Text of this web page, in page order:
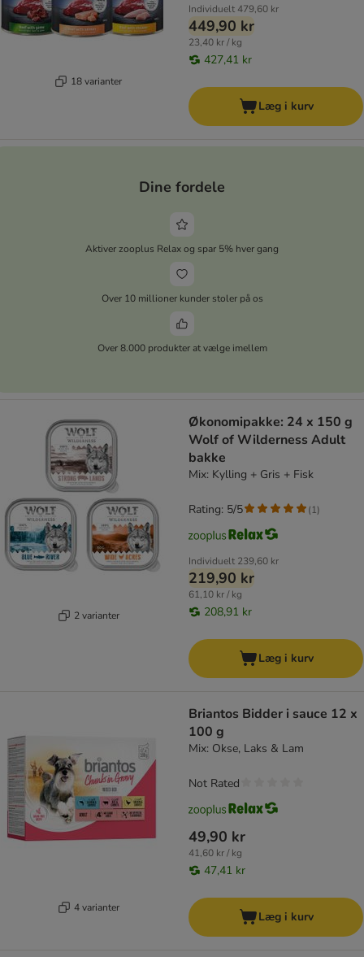
18 varianter
Individuelt479,60 kr
449,90 kr
23,40 kr / kg
427,41 kr
Læg i kurv
Dine fordele
Aktiver zooplus Relax og spar 5% hver gang
Over 10 millioner kunder stoler på os
Over 8.000 produkter at vælge imellem
2 varianter
Økonomipakke: 24 x 150 g
Wolf of Wilderness Adult
bakke
Mix: Kylling + Gris + Fisk
Individuelt 239,60 kr
219,90 kr
61,10 kr / kg
208,91 kr
Rating: 5/5 (1)
Læg i kurv
4 varianter
Briantos Bidder i sauce 12 x
100 g
Mix: Okse, Laks & Lam
49,90 kr
41,60 kr / kg
47,41 kr
Not Rated
Læg i kurv